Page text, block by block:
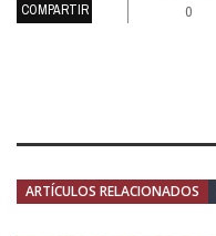
COMPARTIR 0
ARTÍCULOS RELACIONADOS